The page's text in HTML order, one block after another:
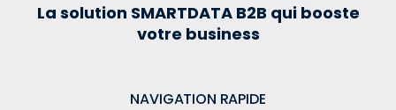
La solution SMARTDATA B2B qui booste
votre business
NAVIGATION RAPIDE